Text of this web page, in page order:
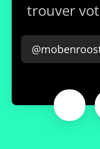
trouver